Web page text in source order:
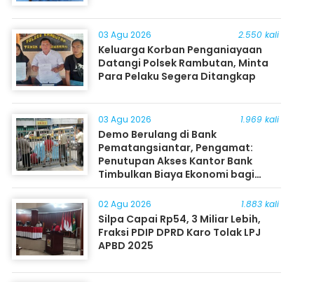
03 Agu 2026 2.550 kali
Keluarga Korban Penganiayaan
Datangi Polsek Rambutan, Minta
Para Pelaku Segera Ditangkap
03 Agu 2026 1.969 kali
Demo Berulang di Bank
Pematangsiantar, Pengamat:
Penutupan Akses Kantor Bank
Timbulkan Biaya Ekonomi bagi
Masyarakat
02 Agu 2026 1.883 kali
Silpa Capai Rp54, 3 Miliar Lebih,
Fraksi PDIP DPRD Karo Tolak LPJ
APBD 2025